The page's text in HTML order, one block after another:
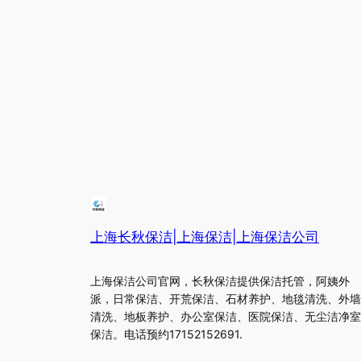
上海长秋保洁|上海保洁|上海保洁公司
上海保洁公司官网，长秋保洁提供保洁托管，阿姨外
派，日常保洁、开荒保洁、石材养护、地毯清洗、外墙
清洗、地板养护、办公室保洁、医院保洁、无尘洁净室
保洁。电话预约17152152691.